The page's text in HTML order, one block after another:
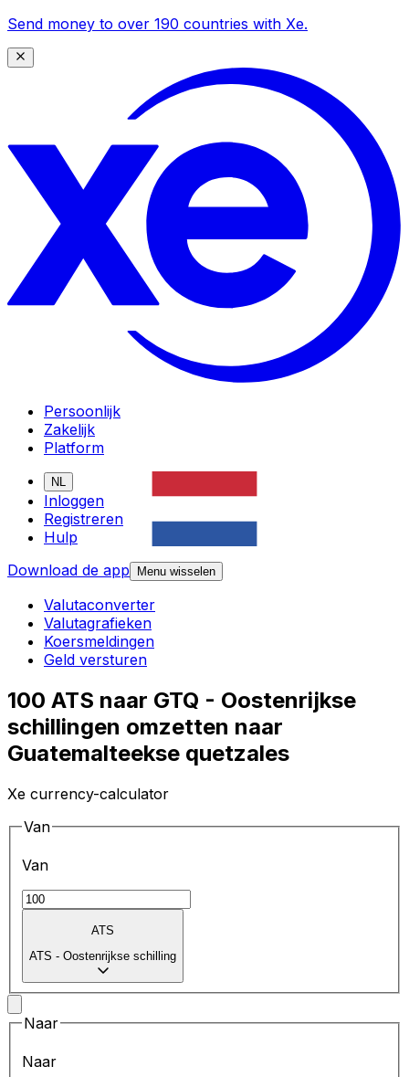
Send money to over 190 countries with Xe.
Persoonlijk
Zakelijk
Platform
NL
Inloggen
Registreren
Hulp
Download de app
Menu wisselen
Valutaconverter
Valutagrafieken
Koersmeldingen
Geld versturen
100 ATS naar GTQ - Oostenrijkse
schillingen omzetten naar
Guatemalteekse quetzales
Xe currency-calculator
Van
Van
ATS
ATS - Oostenrijkse schilling
Naar
Naar